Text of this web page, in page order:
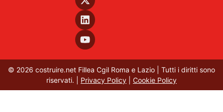
© 2026 costruire.net Fillea Cgil Roma e Lazio | Tutti i diritti sono
riservati. | Privacy Policy Cookie Policy